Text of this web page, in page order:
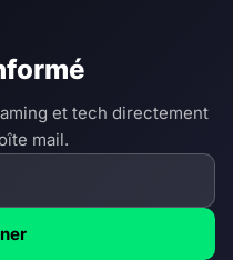
et tech directement
mail.